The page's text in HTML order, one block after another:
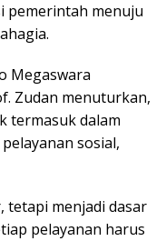
pemerintah menuju
Megaswara
Zudan menuturkan,
termasuk dalam
sosial,
tetapi menjadi dasar
pelayanan harus